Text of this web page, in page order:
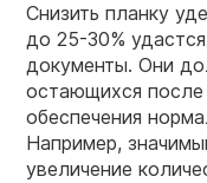
Снизить планку
до 25-30%
документы. Они
остающихся после
обеспечения
Например,
увеличение